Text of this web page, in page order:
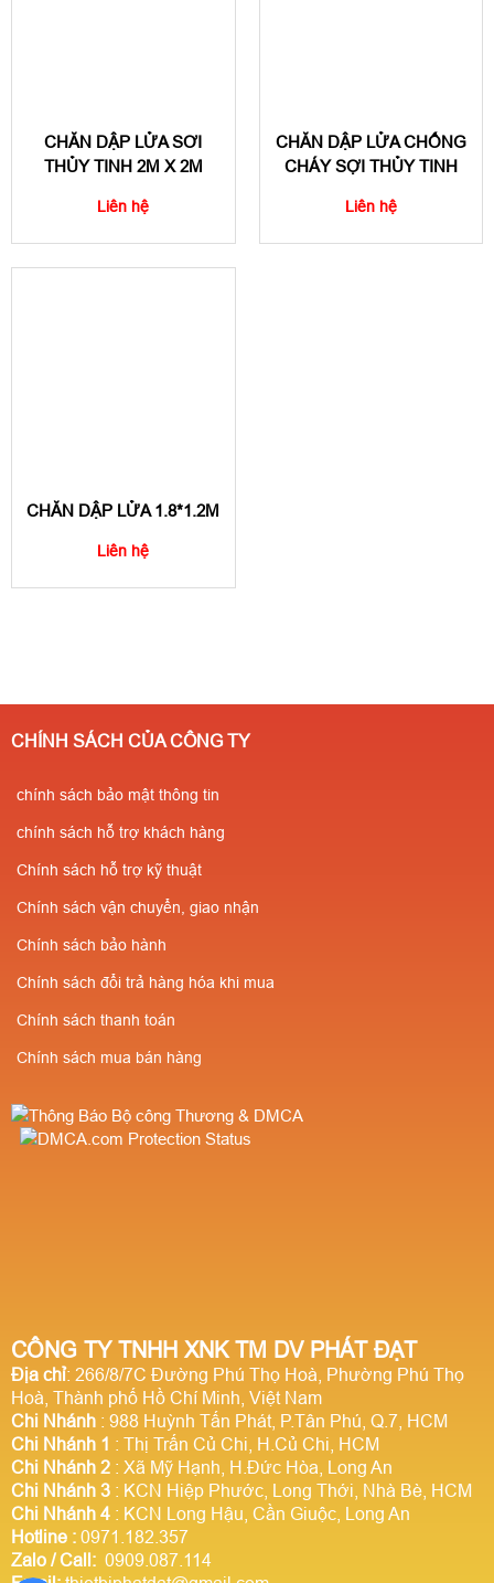
CHĂN DẬP LỬA SƠI
THỦY TINH 2M X 2M
Liên hệ
CHĂN DẬP LỬA CHỐNG
CHÁY SỢI THỦY TINH
Liên hệ
CHĂN DẬP LỬA 1.8*1.2M
Liên hệ
CÔNG TY TNHH XNK TM DV PHÁT ĐẠT
Địa chỉ: 266/8/7C Đường Phú Thọ Hoà, Phường Phú Thọ
Hoà, Thành phố Hồ Chí Minh, Việt Nam
Chi Nhánh : 988 Huỳnh Tấn Phát, P.Tân Phú, Q.7, HCM
Chi Nhánh 1 : Thị Trấn Củ Chi, H.Củ Chi, HCM
Chi Nhánh 2 : Xã Mỹ Hạnh, H.Đức Hòa, Long An
Chi Nhánh 3 : KCN Hiệp Phước, Long Thới, Nhà Bè, HCM
Chi Nhánh 4 : KCN Long Hậu, Cần Giuộc, Long An
Hotline : 0971.182.357
Zalo / Call: 0909.087.114
CHÍNH SÁCH CỦA CÔNG TY
chính sách bảo mật thông tin
chính sách hỗ trợ khách hàng
Chính sách hỗ trợ kỹ thuật
Chính sách vận chuyển, giao nhận
Chính sách bảo hành
Chính sách đổi trả hàng hóa khi mua
Chính sách thanh toán
Chính sách mua bán hàng